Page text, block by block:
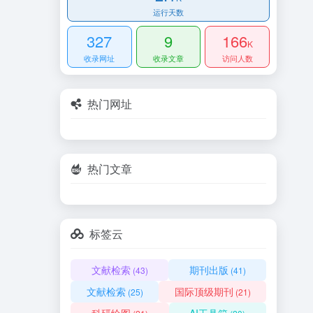
运行天数
327
收录网址
9
收录文章
166K
访问人数
热门网址
热门文章
标签云
文献检索(43) 期刊出版 (41)
文献检索(25) 国际顶级期刊 (21)